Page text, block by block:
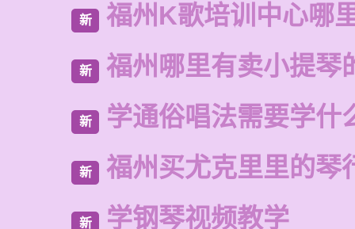
新 福州K歌培训中心哪
新 福州哪里有卖小提琴
新 学通俗唱法需要学什
新 福州买尤克里里的琴
新 学钢琴视频教学